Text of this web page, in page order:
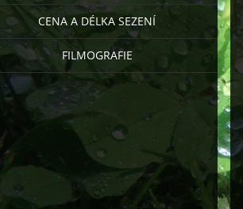
CENA A DÉLKA SEZENÍ
FILMOGRAFIE